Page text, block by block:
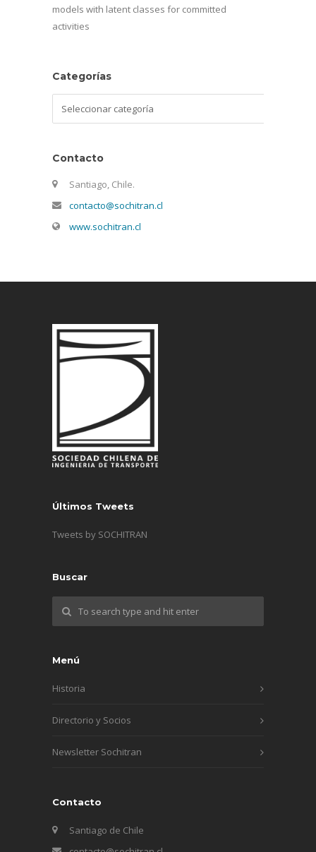
models with latent classes for committed
activities
Categorías
Contacto
Santiago, Chile.
contacto@sochitran.cl
www.sochitran.cl
Últimos Tweets
Tweets by SOCHITRAN
Buscar
Menú
Historia
Directorio y Socios
Newsletter Sochitran
Contacto
Santiago de Chile